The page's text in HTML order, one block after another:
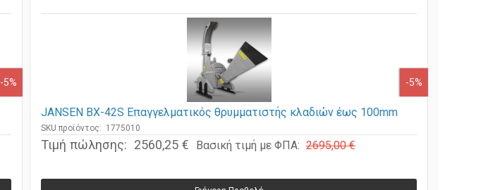
-5% -5%
JANSEN BX-42S Επαγγελματικός θρυμματιστής κλαδιών έως 100mm
SKU προϊόντος: 1775010
Τιμή πώλησης: 2560,25 € Βασική τιμή με ΦΠΑ: 2695,00 €